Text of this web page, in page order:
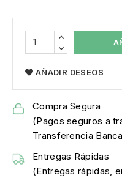
AÑADIR DESEOS
Compra Segura
(Pagos seguros a
Transferencia
Entregas Rápidas
(Entregas rápidas,